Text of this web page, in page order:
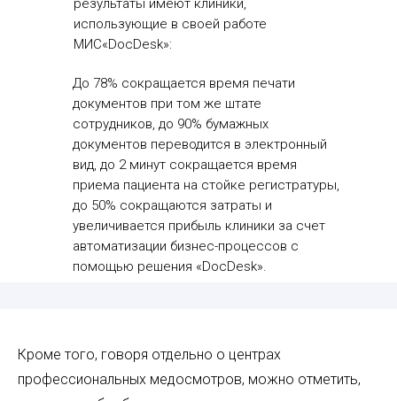
До 78% сокращается время печати
документов при том же штате
сотрудников, до 90% бумажных
документов переводится в электронный
вид, до 2 минут сокращается время
приема пациента на стойке регистратуры,
до 50% сокращаются затраты и
увеличивается прибыль клиники за счет
автоматизации бизнес-процессов с
помощью решения «DocDesk».
результаты имеют клиники,
использующие в своей работе
МИС«DocDesk»:
Кроме того, говоря отдельно о центрах
профессиональных медосмотров, можно отметить,